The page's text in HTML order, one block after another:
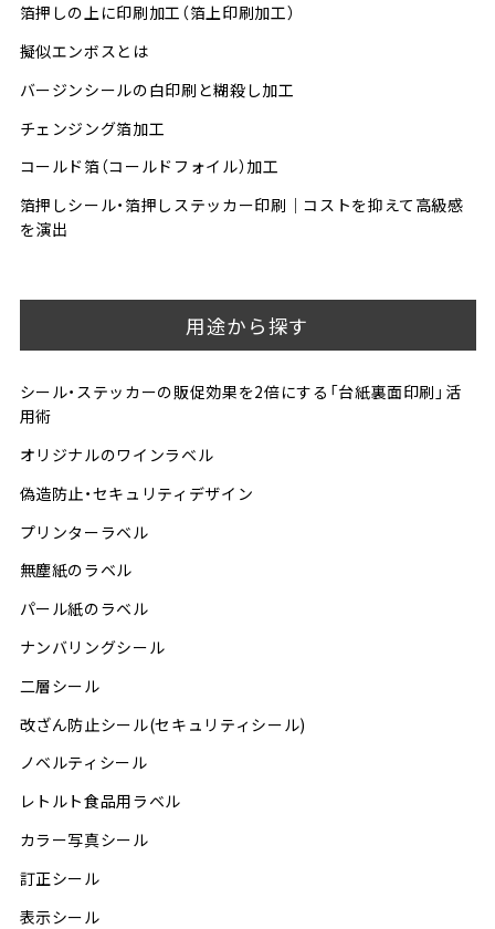
箔押しの上に印刷加工（箔上印刷加工）
擬似エンボスとは
バージンシールの白印刷と糊殺し加工
チェンジング箔加工
コールド箔（コールドフォイル）加工
箔押しシール・箔押しステッカー印刷│コストを抑えて高級感
を演出
用途から探す
シール・ステッカーの販促効果を2倍にする「台紙裏面印刷」活
用術
オリジナルのワインラベル
偽造防止・セキュリティデザイン
プリンターラベル
無塵紙のラベル
パール紙のラベル
ナンバリングシール
二層シール
改ざん防止シール(セキュリティシール)
ノベルティシール
レトルト食品用ラベル
カラー写真シール
訂正シール
表示シール